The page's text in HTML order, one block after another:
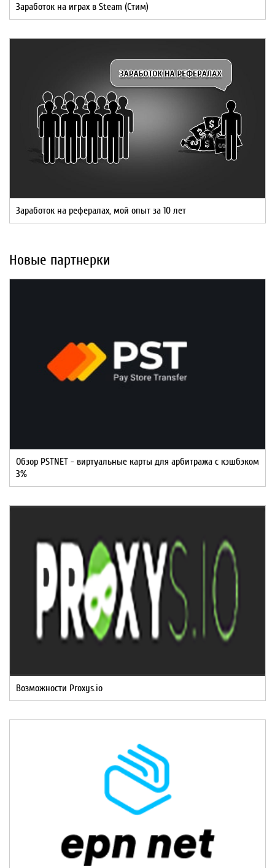
Заработок на играх в Steam (Стим)
Заработок на рефералах, мой опыт за 10 лет
Новые партнерки
Обзор PSTNET - виртуальные карты для арбитража с кэшбэком
3%
Возможности Proxys.io